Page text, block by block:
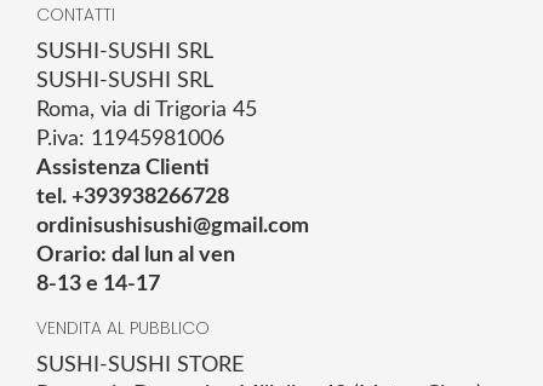
CONTATTI
SUSHI-SUSHI SRL
SUSHI-SUSHI SRL
Roma, via di Trigoria 45
P.iva: 11945981006
Assistenza Clienti
tel. +393938266728
ordinisushisushi@gmail.com
Orario: dal lun al ven
8-13 e 14-17
VENDITA AL PUBBLICO
SUSHI-SUSHI STORE